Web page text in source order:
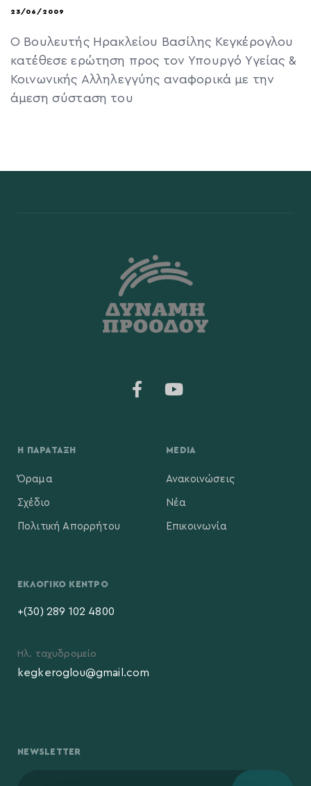
23/06/2009
Ο Βουλευτής Ηρακλείου Βασίλης Κεγκέρογλου
κατέθεσε ερώτηση προς τον Υπουργό Υγείας &
Κοινωνικής Αλληλεγγύης αναφορικά με την
άμεση σύσταση του
Η ΠΑΡΆΤΑΞΗ
Όραμα
Σχέδιο
Πολιτική Απορρήτου
MEDIA
Ανακοινώσεις
Νέα
Επικοινωνία
ΕΚΛΟΓΙΚΌ ΚΈΝΤΡΟ
+(30) 289 102 4800
Ηλ. ταχυδρομείο
kegkeroglou@gmail.com
NEWSLETTER